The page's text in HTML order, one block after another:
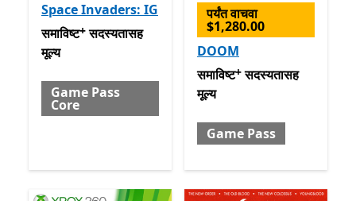
Space Invaders: IG
समाविष्ट सदस्यतासह मूल्य Game Pass Coreअॅप खरेदीमधले
समाविष्ट+ सदस्यतासह
मूल्य
Game Pass
Core
पर्यंत वाचवा
$1,280.00
DOOM
समाविष्ट सदस्यतासह मूल्य
समाविष्ट+ सदस्यतासह
मूल्य
Game Pass